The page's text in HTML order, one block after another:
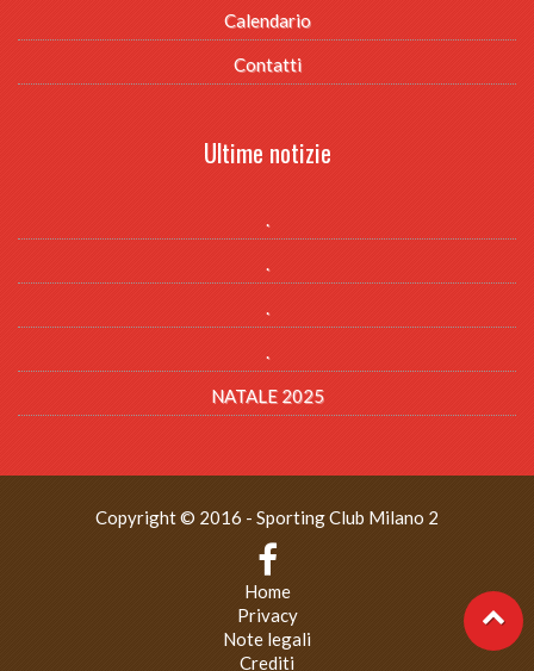
Calendario
Contatti
Ultime notizie
.
.
.
.
NATALE 2025
Copyright © 2016 - Sporting Club Milano 2
Home
Privacy
Note legali
Crediti